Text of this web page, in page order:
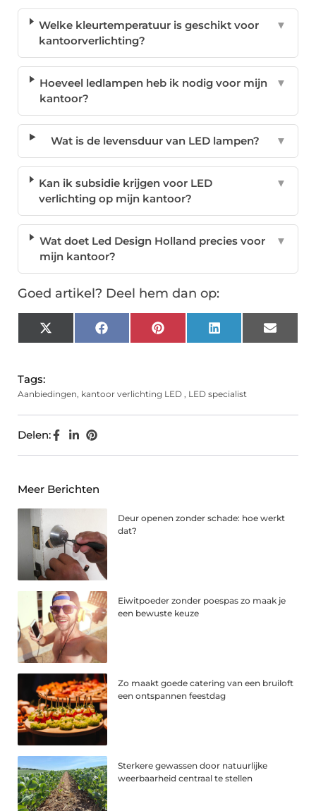
Welke kleurtemperatuur is geschikt voor
kantoorverlichting?
▼
Hoeveel ledlampen heb ik nodig voor mijn
kantoor?
▼
Wat is de levensduur van LED lampen? ▼
Kan ik subsidie krijgen voor LED
verlichting op mijn kantoor?
▼
Wat doet Led Design Holland precies voor
mijn kantoor?
▼
Goed artikel? Deel hem dan op:
X
(Twitter)
FacebookPinterest LinkedIn Email
Tags:
Aanbiedingen, kantoor verlichting LED , LED specialist
Delen:
Meer Berichten
Deur openen zonder schade: hoe werkt
dat?
Eiwitpoeder zonder poespas zo maak je
een bewuste keuze
Zo maakt goede catering van een bruiloft
een ontspannen feestdag
Sterkere gewassen door natuurlijke
weerbaarheid centraal te stellen